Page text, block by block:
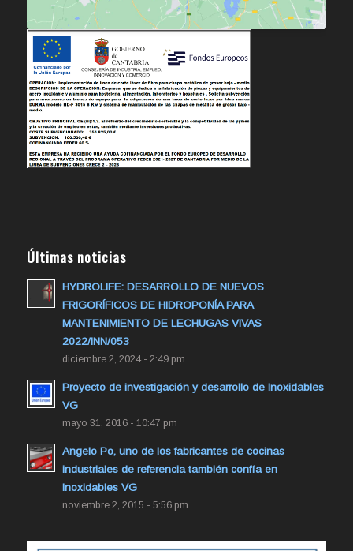
Últimas noticias
HYDROLIFE: DESARROLLO DE NUEVOS
FRIGORÍFICOS DE HIDROPONÍA PARA
MANTENIMIENTO DE LECHUGAS VIVAS
2022/INN/053
diciembre 2, 2024 - 2:49 pm
Proyecto de investigación y desarrollo de Inoxidables
VG
mayo 31, 2016 - 10:47 pm
Angelo Po, uno de los fabricantes de cocinas
industriales de referencia también confía en
Inoxidables VG
noviembre 2, 2015 - 5:56 pm